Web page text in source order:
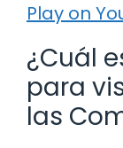
Play on
¿Cuál
para
las